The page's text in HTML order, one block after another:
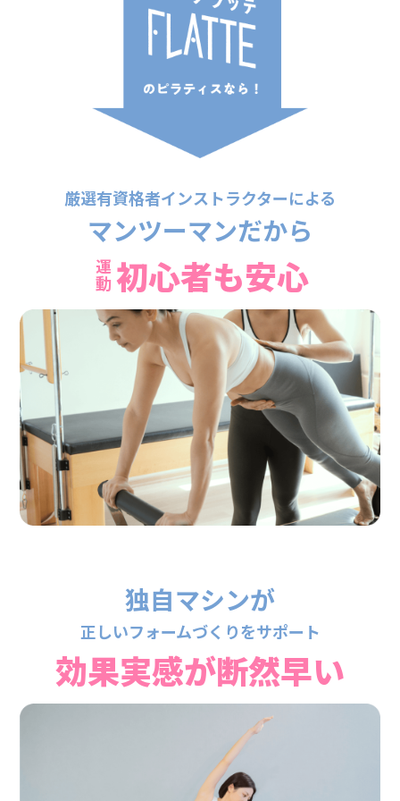
厳選有資格者インストラクターによる
マンツーマンだから
運動初心者も安心
独自マシンが
正しいフォームづくりをサポート
効果実感が断然早い